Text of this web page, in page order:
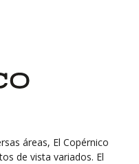
áreas, El Copérnico
de vista variados. El